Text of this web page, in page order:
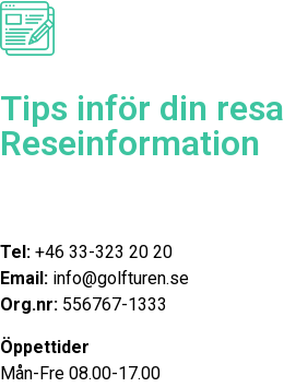
Tips inför din resa
Reseinformation
Tel: +46 33-323 20 20
Email: info@golfturen.se
Org.nr: 556767-1333
Öppettider
Mån-Fre 08.00-17.00